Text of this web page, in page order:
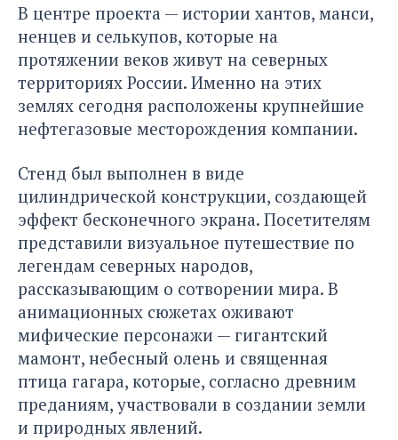
В центре проекта — истории хантов, манси,
ненцев и селькупов, которые на
протяжении веков живут на северных
территориях России. Именно на этих
землях сегодня расположены крупнейшие
нефтегазовые месторождения компании.
Стенд был выполнен в виде
цилиндрической конструкции, создающей
эффект бесконечного экрана. Посетителям
представили визуальное путешествие по
легендам северных народов,
рассказывающим о сотворении мира. В
анимационных сюжетах оживают
мифические персонажи — гигантский
мамонт, небесный олень и священная
птица гагара, которые, согласно древним
преданиям, участвовали в создании земли
и природных явлений.